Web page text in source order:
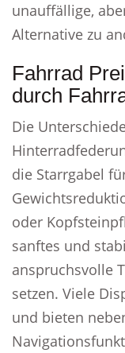
unauffällige,
Alternative zu
Fahrrad
durch
Die
die Starrgabel
oder
sanftes und
anspruchsvolle
setzen. Viele
und bieten